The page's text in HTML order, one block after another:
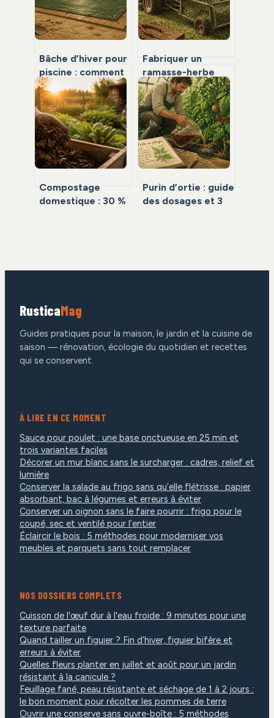
Bâche d’hiver pour
piscine : comment
choisir entre
sécurité, propreté
et économie ?
Fabriquer un
ramasse-herbe
pour tracteur
tondeuse :
économies, sur-
mesure et
robustesse en 4
étapes
Compostage
domestique : 30 %
Purin d’ortie : guide
des dosages et 3
RusticaMag
Guides pratiques pour la maison, le jardin et la cuisine de
saison — rénovation, écologie du quotidien et recettes
qui se conservent.
À LIRE EN CE MOMENT
Sauce pour poulet : une base onctueuse en 25 min et
trois variantes faciles
Décorer un mur blanc sans le surcharger : cadres, relief et
lumière
Conserver la salade au frigo sans qu’elle flétrisse : papier
absorbant, bac à légumes et erreurs à éviter
Conserver un oignon sans le faire pourrir : frigo pour le
coupé, sec et ventilé pour l’entier
Éclaircir le bois : 5 méthodes pour moderniser vos
meubles et parquets sans tout remplacer
NOS DOSSIERS COMPLETS
Cuisson de l'œuf dur à l'eau froide : 9 minutes pour une
texture parfaite
Quand tailler un figuier ? Fin d’hiver, figuier bifère et
erreurs à éviter
Quelles fleurs planter en juillet et août pour un jardin
résistant à la canicule ?
Feuillage fané, peau résistante et séchage de 1 à 2 jours :
le bon moment pour récolter les pommes de terre
Ouvrir une conserve sans ouvre-boîte : 5 méthodes